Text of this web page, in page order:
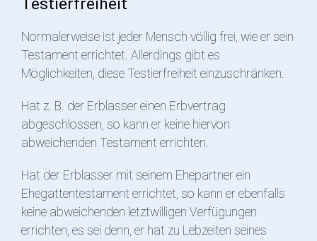
Testierfreiheit
Normalerweise ist jeder Mensch völlig frei, wie er sein
Testament errichtet. Allerdings gibt es
Möglichkeiten, diese Testierfreiheit einzuschränken.
Hat z. B. der Erblasser einen Erbvertrag
abgeschlossen, so kann er keine hiervon
abweichenden Testament errichten.
Hat der Erblasser mit seinem Ehepartner ein
Ehegattentestament errichtet, so kann er ebenfalls
keine abweichenden letztwilligen Verfügungen
errichten, es sei denn, er hat zu Lebzeiten seines